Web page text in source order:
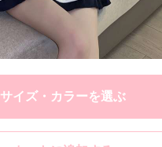
サイズ・カラーを選ぶ